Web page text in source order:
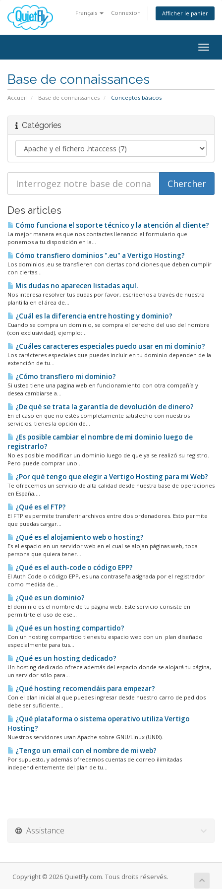
Français Connexion Afficher le panier
Base de connaissances
Accueil Base de connaissances Conceptos básicos
Catégories
Des articles
Cómo funciona el soporte técnico y la atención al cliente?
La mejor manera es que nos contactes llenando el formulario que
ponemos a tu disposición en la...
Cómo transfiero dominios ".eu" a Vertigo Hosting?
Los dominios .eu se transfieren con ciertas condiciones que deben cumplir
con ciertas...
Mis dudas no aparecen listadas aquí.
Nos interesa resolver tus dudas por favor, escríbenos a través de nuestra
plantilla en el área de...
¿Cuál es la diferencia entre hosting y dominio?
Cuando se compra un dominio, se compra el derecho del uso del nombre
(con exclusividad), ejemplo:...
¿Cuáles caracteres especiales puedo usar en mi dominio?
Los carácteres especiales que puedes incluir en tu dominio dependen de la
extención de tu...
¿Cómo transfiero mi dominio?
Si usted tiene una pagina web en funcionamiento con otra compañía y
desea cambiarse a...
¿De qué se trata la garantía de devolución de dinero?
En el caso en que no estés completamente satisfecho con nuestros
servicios, tienes la opción de...
¿Es posible cambiar el nombre de mi dominio luego de
registrarlo?
No es posible modificar un dominio luego de que ya se realizó su registro.
Pero puede comprar uno...
¿Por qué tengo que elegir a Vertigo Hosting para mi Web?
Te ofrecemos un servicio de alta calidad desde nuestra base de operaciones
en España,...
¿Qué es el FTP?
El FTP es permite transferir archivos entre dos ordenadores. Esto permite
que puedas cargar...
¿Qué es el alojamiento web o hosting?
Es el espacio en un servidor web en el cual se alojan páginas web, toda
persona que quiera tener...
¿Qué es el auth-code o código EPP?
El Auth Code o código EPP, es una contraseña asignada por el registrador
como medida de...
¿Qué es un dominio?
El dominio es el nombre de tu página web. Este servicio consiste en
permitirte el uso de ese...
¿Qué es un hosting compartido?
Con un hosting compartido tienes tu espacio web con un plan diseñado
especialmente para tus...
¿Qué es un hosting dedicado?
Un hosting dedicado ofrece además del espacio donde se alojará tu página,
un servidor sólo para...
¿Qué hosting recomendáis para empezar?
Con el plan inicial al que puedes ingresar desde nuestro carro de pedidos
debe ser suficiente...
¿Qué plataforma o sistema operativo utiliza Vertigo
Hosting?
Nuestros servidores usan Apache sobre GNU/Linux (UNIX).
¿Tengo un email con el nombre de mi web?
Por supuesto, y además ofrecemos cuentas de correo ilimitadas
independientemente del plan de tu...
Assistance
Copyright © 2026 QuietFly.com. Tous droits réservés.